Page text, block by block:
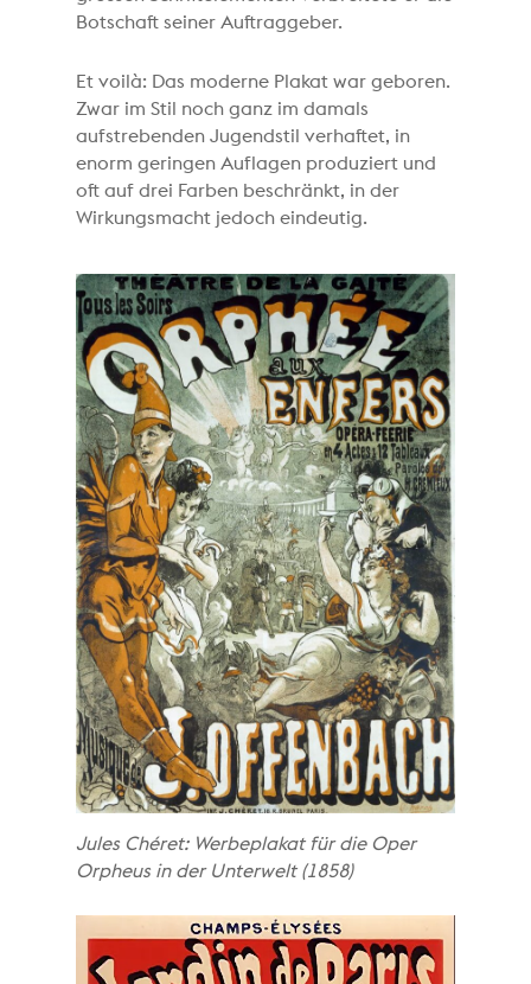
Botschaft seiner Auftraggeber.
Et voilà: Das moderne Plakat war geboren.
Zwar im Stil noch ganz im damals
aufstrebenden Jugendstil verhaftet, in
enorm geringen Auflagen produziert und
oft auf drei Farben beschränkt, in der
Wirkungsmacht jedoch eindeutig.
Jules Chéret: Werbeplakat für die Oper
Orpheus in der Unterwelt (1858)